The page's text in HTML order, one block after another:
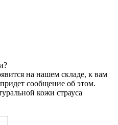
на нашем складе, к вам
сообщение об этом.
кожи страуса